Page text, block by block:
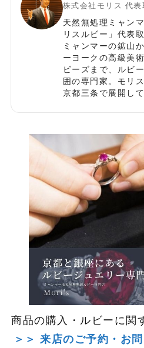
株式会社モリス 代表
天然無処理ミャン
リスルビー」代表
ミャンマーの鉱山
ーヨークの高級美
ビーズまで、ルビ
囲の専門家。モリ
京都三条で展開して
商品の購入・ルビーに関
＞＞ 来店のご予約・お